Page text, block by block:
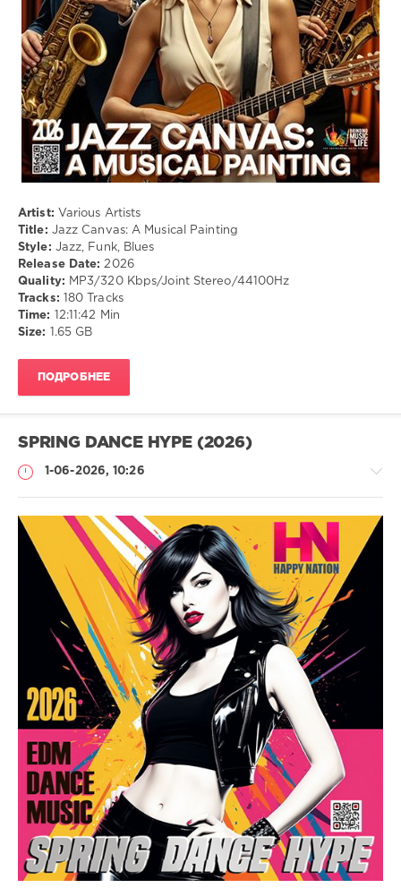
Artist: Various Artists
Title: Jazz Canvas: A Musical Painting
Style: Jazz, Funk, Blues
Release Date: 2026
Quality: MP3/320 Kbps/Joint Stereo/44100Hz
Tracks: 180 Tracks
Time:
12:11:42 Min
Size:
1.65 GB
ПОДРОБНЕЕ
SPRING DANCE HYPE (2026)
1-06-2026, 10:26
Музыка
trigall
Dance,
Club,
House,
Electro